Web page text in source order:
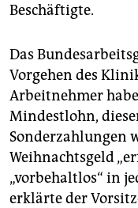
Beschäftigte.
Das
Vorgehen des
Arbeitnehmer
Mindestlohn,
Sonderzahlungen
Weihnachtsgeld
„vorbehaltlos“ in
erklärte der